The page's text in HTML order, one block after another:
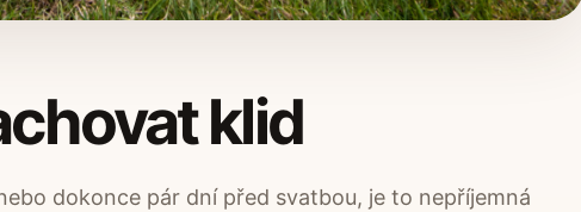
klid
dokonce pár dní před svatbou, je to nepříjemná